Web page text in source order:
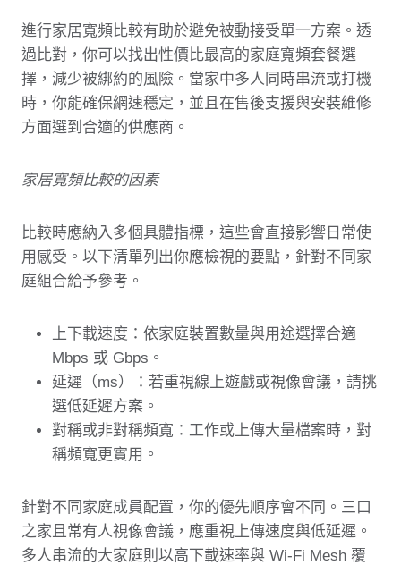
進行家居寬頻比較有助於避免被動接受單一方案。透
過比對，你可以找出性價比最高的家庭寬頻套餐選
擇，減少被綁約的風險。當家中多人同時串流或打機
時，你能確保網速穩定，並且在售後支援與安裝維修
方面選到合適的供應商。
家居寬頻比較的因素
比較時應納入多個具體指標，這些會直接影響日常使
用感受。以下清單列出你應檢視的要點，針對不同家
庭組合給予參考。
上下載速度：依家庭裝置數量與用途選擇合適
Mbps 或 Gbps。
延遲（ms）：若重視線上遊戲或視像會議，請挑
選低延遲方案。
對稱或非對稱頻寬：工作或上傳大量檔案時，對
稱頻寬更實用。
針對不同家庭成員配置，你的優先順序會不同。三口
之家且常有人視像會議，應重視上傳速度與低延遲。
多人串流的大家庭則以高下載速率與 Wi‑Fi Mesh 覆